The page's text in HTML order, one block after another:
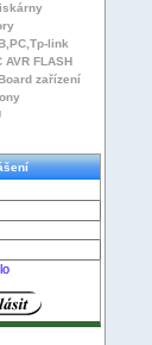
link
AVR FLASH
zařízení